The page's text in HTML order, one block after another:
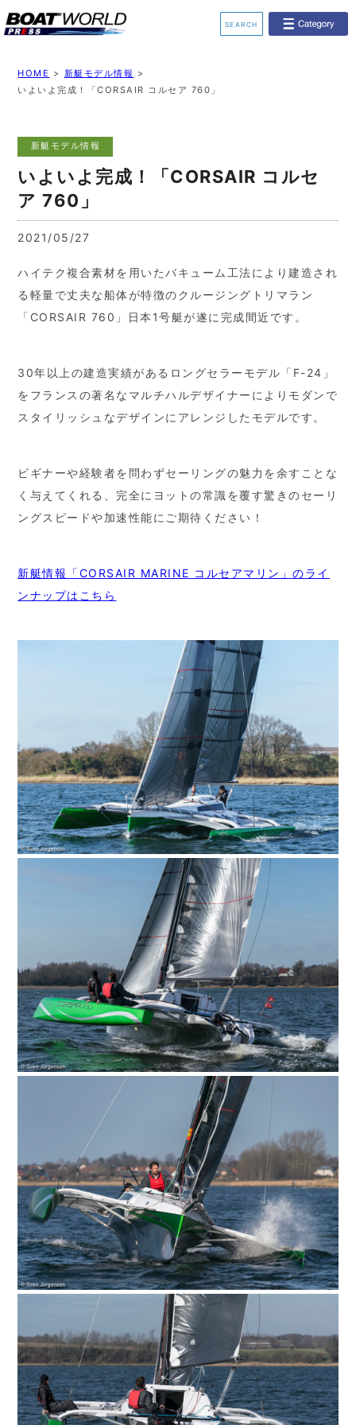
SEARCH
業界ニュース
ジェットスキー
動画チャンネル リクルート
HOME > 新艇モデル情報 >
いよいよ完成！「CORSAIR コルセア 760」
新艇モデル情報
いよいよ完成！「CORSAIR コルセ
ア 760」
2021/05/27
ハイテク複合素材を用いたバキューム工法により建造され
る軽量で丈夫な船体が特徴のクルージングトリマラン
「CORSAIR 760」日本1号艇が遂に完成間近です。
30年以上の建造実績があるロングセラーモデル「F-24」
をフランスの著名なマルチハルデザイナーによりモダンで
スタイリッシュなデザインにアレンジしたモデルです。
ビギナーや経験者を問わずセーリングの魅力を余すことな
く与えてくれる、完全にヨットの常識を覆す驚きのセーリ
ングスピードや加速性能にご期待ください！
新艇情報「CORSAIR MARINE コルセアマリン」のライ
ンナップはこちら